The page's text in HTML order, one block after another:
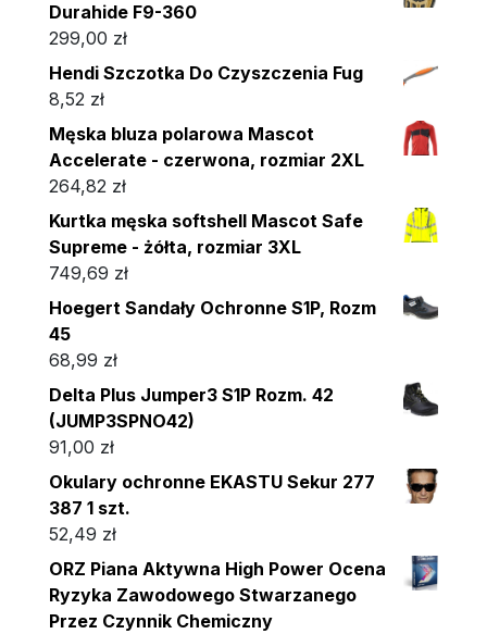
Durahide F9-360
299,00 zł
Hendi Szczotka Do Czyszczenia Fug
8,52 zł
Męska bluza polarowa Mascot
Accelerate - czerwona, rozmiar 2XL
264,82 zł
Kurtka męska softshell Mascot Safe
Supreme - żółta, rozmiar 3XL
749,69 zł
Hoegert Sandały Ochronne S1P, Rozm
45
68,99 zł
Delta Plus Jumper3 S1P Rozm. 42
(JUMP3SPNO42)
91,00 zł
Okulary ochronne EKASTU Sekur 277
387 1 szt.
52,49 zł
ORZ Piana Aktywna High Power Ocena
Ryzyka Zawodowego Stwarzanego
Przez Czynnik Chemiczny